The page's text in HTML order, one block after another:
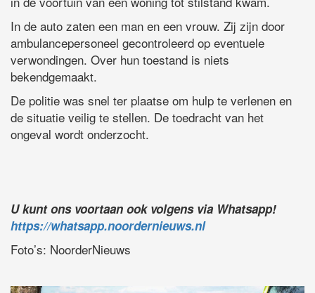
In de auto zaten een man en een vrouw. Zij zijn door
ambulancepersoneel gecontroleerd op eventuele
verwondingen. Over hun toestand is niets
bekendgemaakt.
De politie was snel ter plaatse om hulp te verlenen en
de situatie veilig te stellen. De toedracht van het
ongeval wordt onderzocht.
U kunt ons voortaan ook volgens via Whatsapp!
https://whatsapp.noordernieuws.nl
Foto’s: NoorderNieuws